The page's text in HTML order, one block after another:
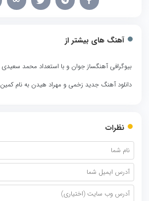
آهنگ های بیشتر از
بیوگرافی آهنگساز جوان و با استعداد محمد سعیدی
دانلود آهنگ جدید زخمی و مهراد هیدن به نام کمین
نظرات